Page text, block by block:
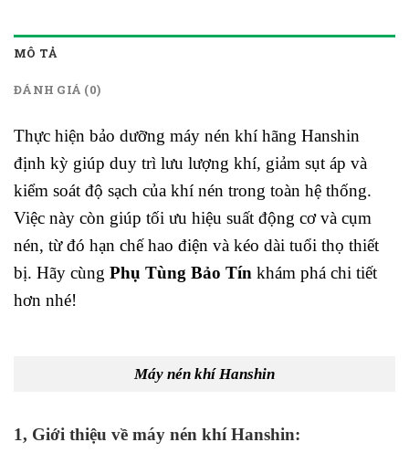
MÔ TẢ
ĐÁNH GIÁ (0)
Thực hiện bảo dưỡng máy nén khí hãng Hanshin
định kỳ giúp duy trì lưu lượng khí, giảm sụt áp và
kiểm soát độ sạch của khí nén trong toàn hệ thống.
Việc này còn giúp tối ưu hiệu suất động cơ và cụm
nén, từ đó hạn chế hao điện và kéo dài tuổi thọ thiết
bị. Hãy cùng Phụ Tùng Bảo Tín khám phá chi tiết
hơn nhé!
Máy nén khí Hanshin
1, Giới thiệu về máy nén khí Hanshin: